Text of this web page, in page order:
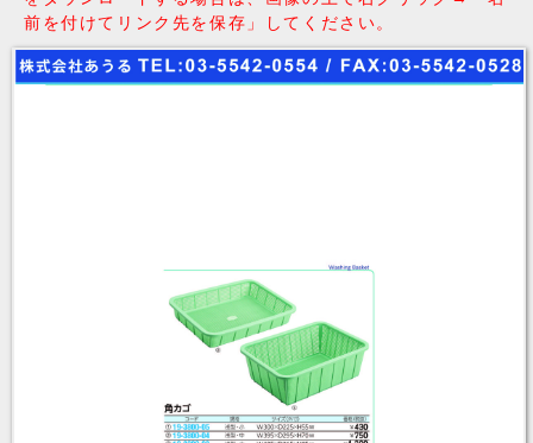
前を付けてリンク先を保存」してください。